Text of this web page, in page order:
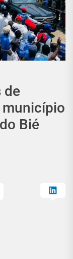
de
Bié